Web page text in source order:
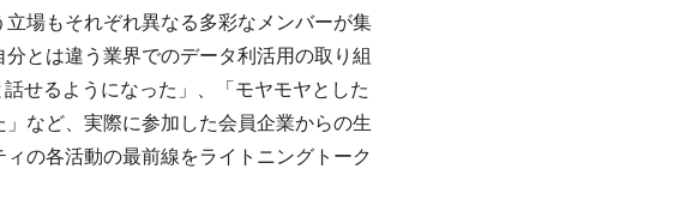
場もそれぞれ異なる多彩なメンバーが集
とは違う業界でのデータ利活用の取り組
せるようになった」、「モヤモヤとした
など、実際に参加した会員企業からの生
の各活動の最前線をライトニングトーク